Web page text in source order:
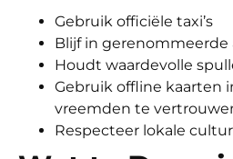
Gebruik officiële taxi’s
Blijf in
Houdt waardevolle
Gebruik offline kaarten
vreemden te
Respecteer lokale